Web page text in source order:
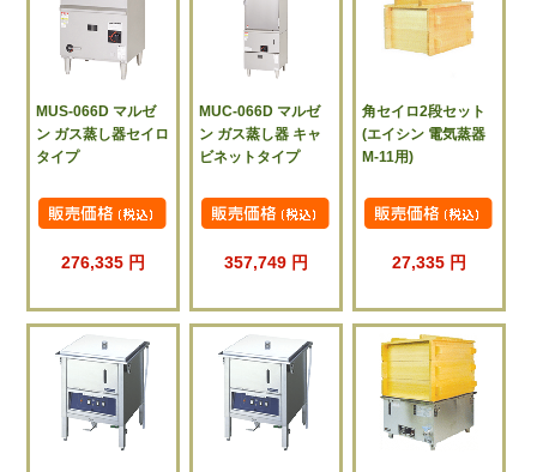
MUS-066D マルゼ
ン ガス蒸し器セイロ
タイプ
276,335 円
MUC-066D マルゼ
ン ガス蒸し器 キャ
ビネットタイプ
357,749 円
角セイロ2段セット
(エイシン 電気蒸器
M-11用)
27,335 円